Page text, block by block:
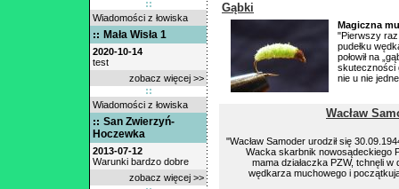
Wiadomości z łowiska
Mała Wisła 1
2020-10-14
test
zobacz więcej >>
Wiadomości z łowiska
San Zwierzyń-
Hoczewka
2013-07-12
Warunki bardzo dobre
zobacz więcej >>
Gąbki
Magiczna
"Pierwszy raz
pudełku
połowił na
skuteczności
nie u nie
Wacław
"Wacław Samoder urodził się
Wacka skarbnik nowosądeckiego
mama działaczka PZW, tchnęli w
wędkarza muchowego i